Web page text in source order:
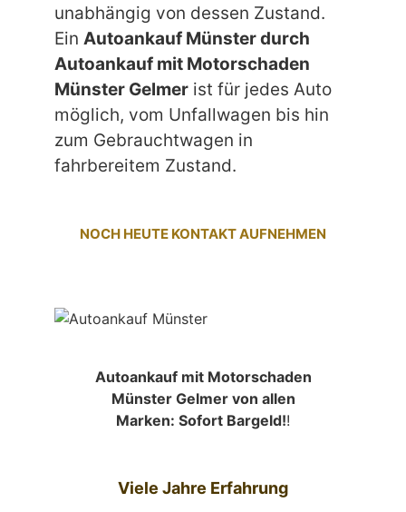
unabhängig von dessen Zustand.
Ein Autoankauf Münster durch
Autoankauf mit Motorschaden
Münster Gelmer ist für jedes Auto
möglich, vom Unfallwagen bis hin
zum Gebrauchtwagen in
fahrbereitem Zustand.
NOCH HEUTE KONTAKT AUFNEHMEN
Autoankauf mit Motorschaden
Münster Gelmer von allen
Marken: Sofort Bargeld!!
Viele Jahre Erfahrung